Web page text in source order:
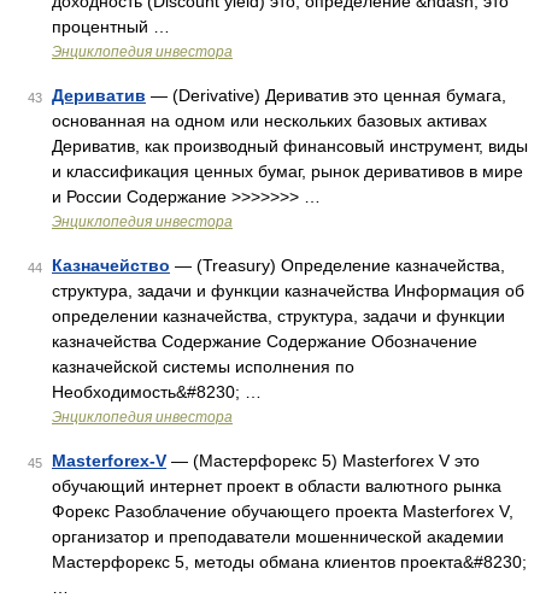
процентный …
Энциклопедия инвестора
43 Дериватив — (Derivative) Дериватив это ценная бумага,
основанная на одном или нескольких базовых активах
Дериватив, как производный финансовый инструмент, виды
и классификация ценных бумаг, рынок деривативов в мире
и России Содержание >>>>>>> …
Энциклопедия инвестора
44 Казначейство — (Treasury) Определение казначейства,
структура, задачи и функции казначейства Информация об
определении казначейства, структура, задачи и функции
казначейства Содержание Содержание Обозначение
казначейской системы исполнения по
Необходимость&#8230; …
Энциклопедия инвестора
45 Masterforex-V — (Мастерфорекс 5) Masterforex V это
обучающий интернет проект в области валютного рынка
Форекс Разоблачение обучающего проекта Masterforex V,
организатор и преподаватели мошеннической академии
Мастерфорекс 5, методы обмана клиентов проекта&#8230;